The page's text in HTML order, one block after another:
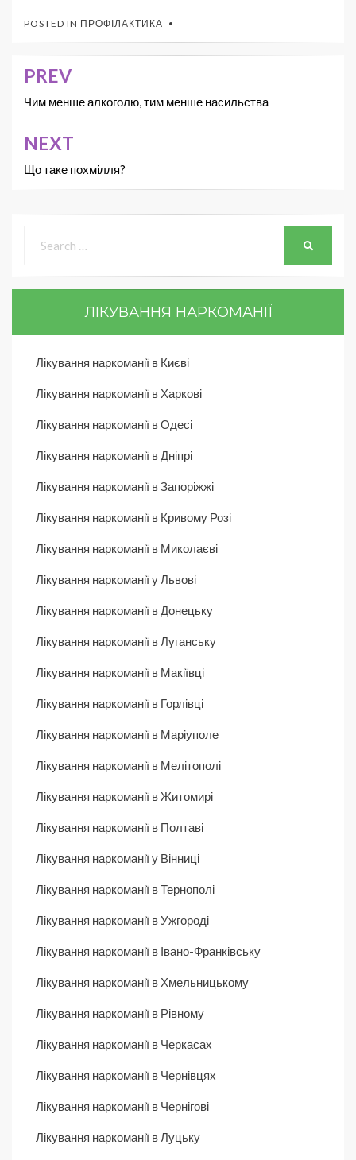
POSTED IN ПРОФІЛАКТИКА
PREV
Чим менше алкоголю, тим менше насильства
NEXT
Що таке похмілля?
ЛІКУВАННЯ НАРКОМАНІЇ
Лікування наркоманії в Києві
Лікування наркоманії в Харкові
Лікування наркоманії в Одесі
Лікування наркоманії в Дніпрі
Лікування наркоманії в Запоріжжі
Лікування наркоманії в Кривому Розі
Лікування наркоманії в Миколаєві
Лікування наркоманії у Львові
Лікування наркоманії в Донецьку
Лікування наркоманії в Луганську
Лікування наркоманії в Макіївці
Лікування наркоманії в Горлівці
Лікування наркоманії в Маріуполе
Лікування наркоманії в Мелітополі
Лікування наркоманії в Житомирі
Лікування наркоманії в Полтаві
Лікування наркоманії у Вінниці
Лікування наркоманії в Тернополі
Лікування наркоманії в Ужгороді
Лікування наркоманії в Івано-Франківську
Лікування наркоманії в Хмельницькому
Лікування наркоманії в Рівному
Лікування наркоманії в Черкасах
Лікування наркоманії в Чернівцях
Лікування наркоманії в Чернігові
Лікування наркоманії в Луцьку